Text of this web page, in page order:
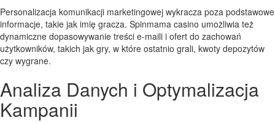
Personalizacja komunikacji marketingowej wykracza poza podstawowe
informacje, takie jak imię gracza. Spinmama casino umożliwia też
dynamiczne dopasowywanie treści e-maili i ofert do zachowań
użytkowników, takich jak gry, w które ostatnio grali, kwoty depozytów
czy wygrane.
Analiza Danych i Optymalizacja
Kampanii